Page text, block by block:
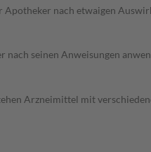
Apotheker nach etwaigen
seinen Anweisungen
Arzneimittel mit